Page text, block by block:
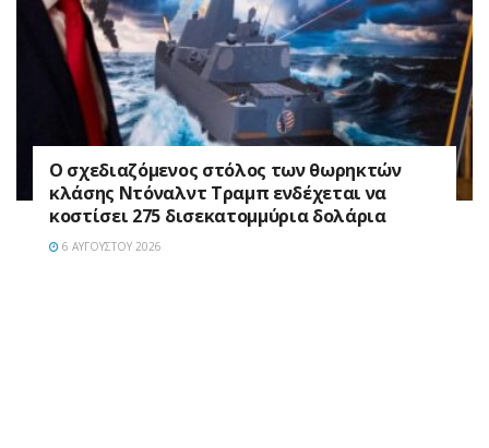
Ο σχεδιαζόμενος στόλος των θωρηκτών
κλάσης Ντόναλντ Τραμπ ενδέχεται να
κοστίσει 275 δισεκατομμύρια δολάρια
6 ΑΥΓΟΎΣΤΟΥ 2026